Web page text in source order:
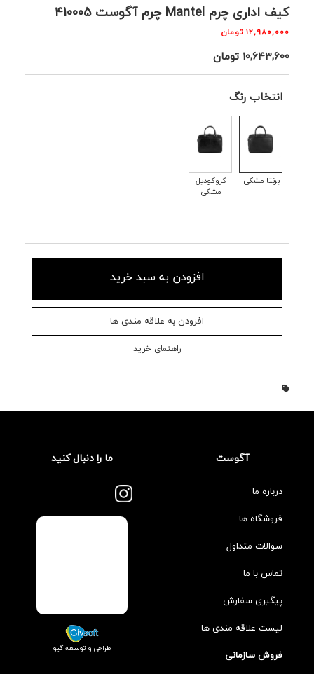
کیف اداری چرم Mantel چرم آگوست 410005
۱۲,۹۸۰,۰۰۰ تومان
۱۰,۶۴۳,۶۰۰ تومان
انتخاب رنگ
برنتا مشکی
کروکودیل
مشکی
افزودن به سبد خرید
افزودن به علاقه مندی ها
راهنمای خرید
آگوست
درباره ما
فروشگاه ها
سوالات متداول
تماس با ما
پیگیری سفارش
لیست علاقه مندی ها
فروش سازمانی
ما را دنبال کنید
طراحی و توسعه گیو